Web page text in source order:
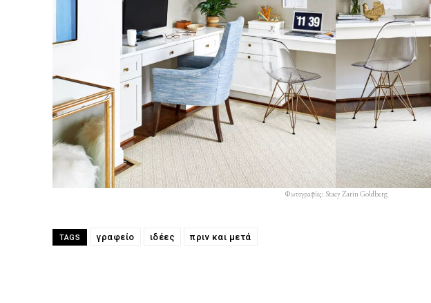
Φωτογραφίες: Stacy Zarin Goldberg
TAGS γραφείο ιδέες πριν και μετά